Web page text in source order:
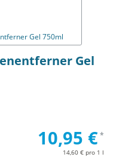
Gel
10,95 €*
14,60 € pro 1 l